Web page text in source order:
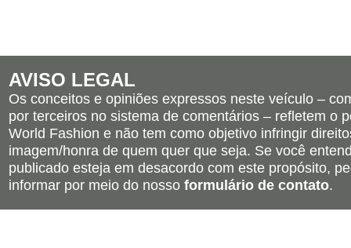
AVISO LEGAL
Os conceitos e opiniões expressos neste veículo –
por terceiros no sistema de comentários – refletem o
World Fashion e não tem como objetivo infringir
imagem/honra de quem quer que seja. Se você
publicado esteja em desacordo com este propósito,
informar por meio do nosso formulário de contato.